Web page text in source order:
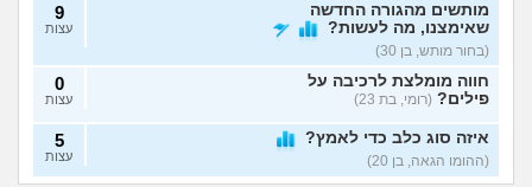
מותשים מהגורה החדשה
שאימצנו, מה לעשות?
(בחור מותש, בן 30)
9
עצות
חווה מומלצת לרכיבה על
פילים? (רומי, בת 23)
0
עצות
איזה סוג כלב כדי לאמץ?
(ההומו הגאה, בן 20)
5
עצות